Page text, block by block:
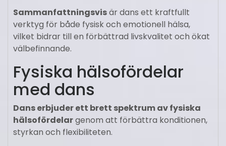
Sammanfattningsvisär dans ett kraftfullt
verktyg för både fysisk och emotionell hälsa,
vilket bidrar till en förbättrad livskvalitet och ökat
välbefinnande.
Fysiska hälsofördelar
med dans
Dans erbjuder ett brett spektrum av fysiska
hälsofördelargenom att förbättra konditionen,
styrkan och flexibiliteten.